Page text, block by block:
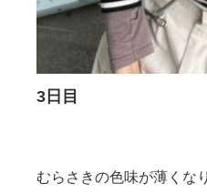
3日目
むらさきの色味が薄くな